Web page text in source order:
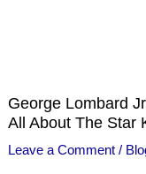
George Lombard
All About The Star
Leave a Comment /